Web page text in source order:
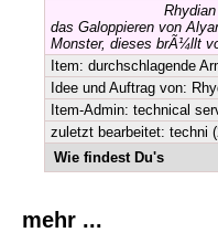
das Galoppieren von
Monster, dieses brÃ¼llt
Item: durchschlagende
Idee und Auftrag von:
Item-Admin: technical
zuletzt bearbeitet: techni
Wie findest Du's
mehr ...